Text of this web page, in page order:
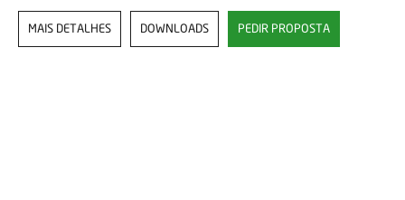
MAIS DETALHES DOWNLOADS PEDIR PROPOSTA